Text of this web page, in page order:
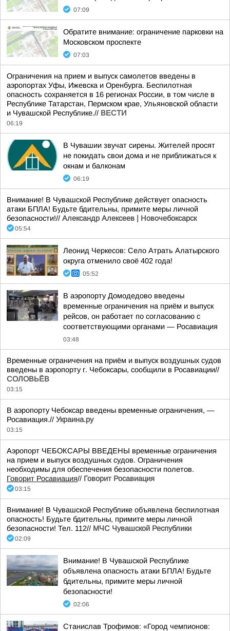
07:09
Обратите внимание: ограничение парковки на
Московском проспекте
07:03
Ограничения на прием и выпуск самолетов введены в
аэропортах Уфы, Ижевска и Оренбурга. Беспилотная
опасность сохраняется в 16 регионах России, в том числе в
Республике Татарстан, Пермском крае, Ульяновской области
и Чувашской Республике.// ВЕСТИ
06:19
В Чувашии звучат сирены. Жителей просят
не покидать свои дома и не приближаться к
окнам и балконам
06:19
Внимание! В Чувашской Республике действует опасность
атаки БПЛА! Будьте бдительны, примите меры личной
безопасности!// Александр Алексеев | Новочебоксарск
05:54
Леонид Черкесов: Село Атрать Алатырского
округа отменило своё 402 года!
05:52
В аэропорту Домодедово введены
временные ограничения на приём и выпуск
рейсов, он работает по согласованию с
соответствующими органами — Росавиация
03:48
Временные ограничения на приём и выпуск воздушных судов
введены в аэропорту г. Чебоксары, сообщили в Росавиации//
СОЛОВЬЁВ
03:15
В аэропорту Чебоксар введены временные ограничения, —
Росавиация.// Украина.ру
03:15
Аэропорт ЧЕБОКСАРЫ ВВЕДЕНЫ временные ограничения
на прием и выпуск воздушных судов. Ограничения
необходимы для обеспечения безопасности полетов.
Говорит Росавиация// Говорит Росавиация
03:15
Внимание! В Чувашской Республике объявлена беспилотная
опасность! Будьте бдительны, примите меры личной
безопасности! Тел. 112// МЧС Чувашской Республики
02:09
Внимание! В Чувашской Республике
объявлена опасность атаки БПЛА! Будьте
бдительны, примите меры личной
безопасности!
02:06
Станислав Трофимов: «Город чемпионов: